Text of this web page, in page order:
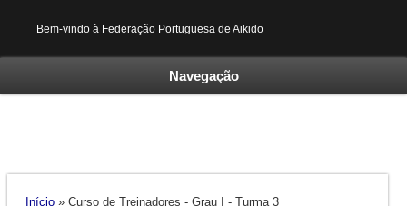
Bem-vindo à Federação Portuguesa de Aikido
Navegação
Está aqui
Início» Curso de Treinadores - Grau I - Turma 3